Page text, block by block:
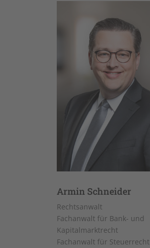
Armin Schneider
Rechtsanwalt
Fachanwalt für Bank- und
Kapitalmarktrecht
Fachanwalt für Steuerrecht